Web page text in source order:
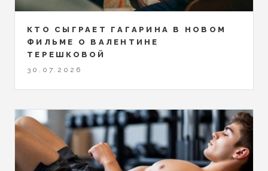
КТО СЫГРАЕТ ГАГАРИНА В НОВОМ
ФИЛЬМЕ О ВАЛЕНТИНЕ
ТЕРЕШКОВОЙ
30.07.2026